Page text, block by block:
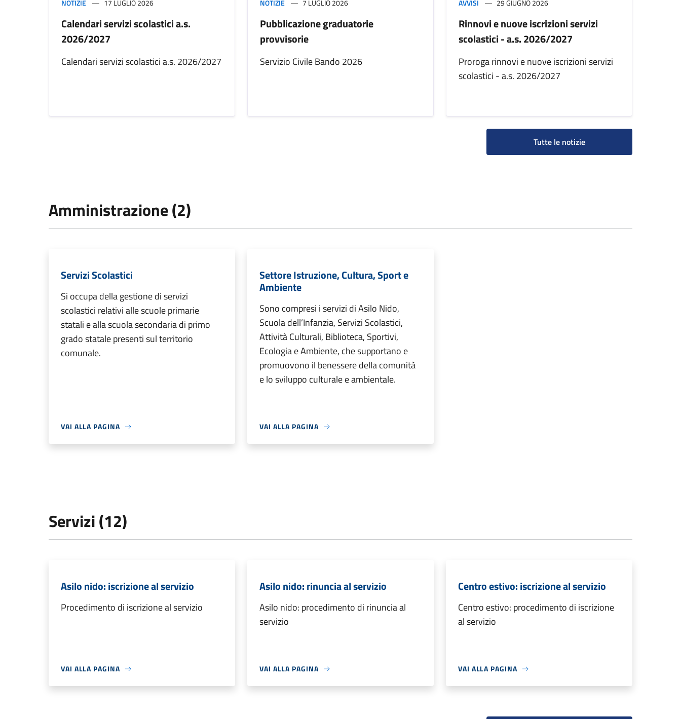
NOTIZIE 17 LUGLIO 2026
Calendari servizi scolastici a.s.
2026/2027
Calendari servizi scolastici a.s. 2026/2027
NOTIZIE 7 LUGLIO 2026
Pubblicazione graduatorie
provvisorie
Servizio Civile Bando 2026
AVVISI 29 GIUGNO 2026
Rinnovi e nuove iscrizioni servizi
scolastici - a.s. 2026/2027
Proroga rinnovi e nuove iscrizioni servizi
scolastici - a.s. 2026/2027
Tutte le notizie
Amministrazione (2)
Servizi Scolastici
Si occupa della gestione di servizi
scolastici relativi alle scuole primarie
statali e alla scuola secondaria di primo
grado statale presenti sul territorio
comunale.
VAI ALLA PAGINA
Settore Istruzione, Cultura, Sport e
Ambiente
Sono compresi i servizi di Asilo Nido,
Scuola dell’Infanzia, Servizi Scolastici,
Attività Culturali, Biblioteca, Sportivi,
Ecologia e Ambiente, che supportano e
promuovono il benessere della comunità
e lo sviluppo culturale e ambientale.
VAI ALLA PAGINA
Servizi (12)
Asilo nido: iscrizione al servizio
Procedimento di iscrizione al servizio
VAI ALLA PAGINA
Asilo nido: rinuncia al servizio
Asilo nido: procedimento di rinuncia al
servizio
VAI ALLA PAGINA
Centro estivo: iscrizione al servizio
Centro estivo: procedimento di iscrizione
al servizio
VAI ALLA PAGINA